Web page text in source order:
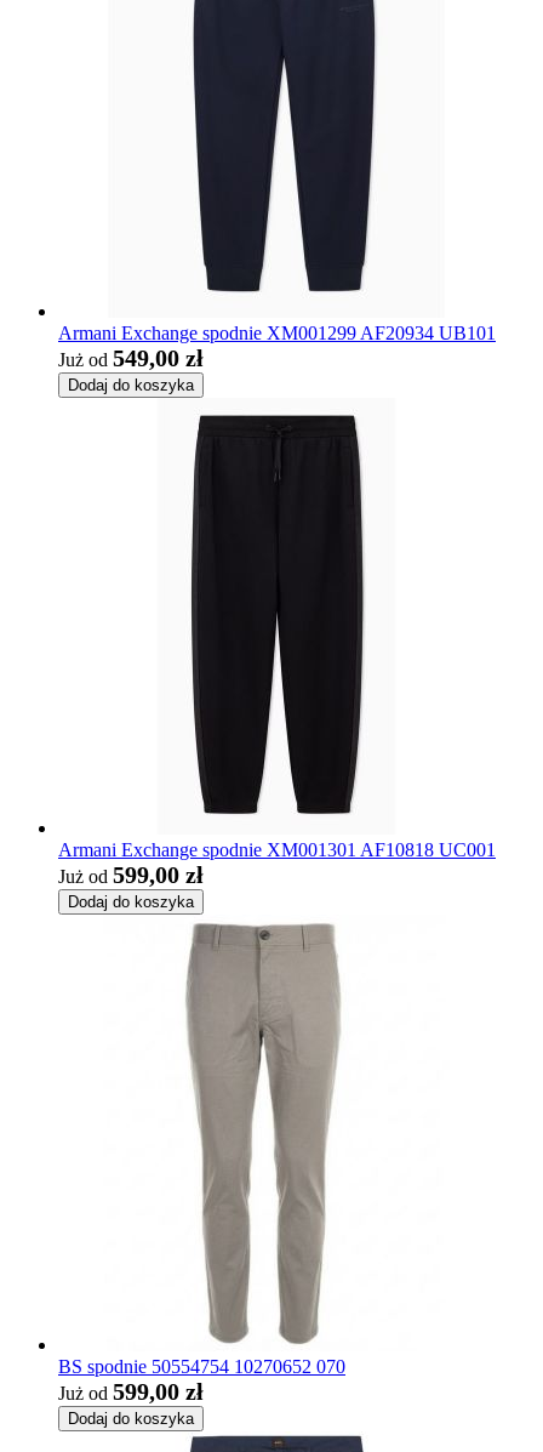
Armani Exchange spodnie XM001299 AF20934 UB101
Już od 549,00 zł
Dodaj do koszyka
Armani Exchange spodnie XM001301 AF10818 UC001
Już od 599,00 zł
Dodaj do koszyka
BS spodnie 50554754 10270652 070
Już od 599,00 zł
Dodaj do koszyka